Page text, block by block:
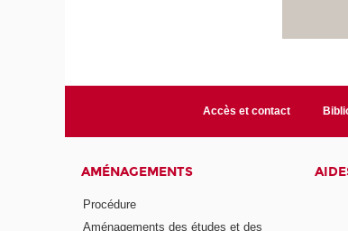
Accès et contact
AMÉNAGEMENTS
Procédure
Aménagements des études et des